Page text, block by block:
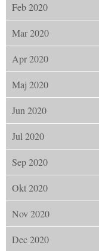
Feb 2020
Mar 2020
Apr 2020
Maj 2020
Jun 2020
Jul 2020
Sep 2020
Okt 2020
Nov 2020
Dec 2020